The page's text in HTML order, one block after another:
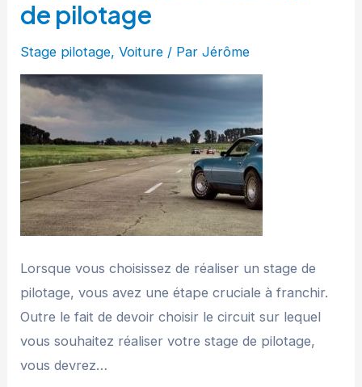
de pilotage
Stage pilotage,Voiture / ParJérôme
Lorsque vous choisissez de réaliser un stage de
pilotage, vous avez une étape cruciale à franchir.
Outre le fait de devoir choisir le circuit sur lequel
vous souhaitez réaliser votre stage de pilotage,
vous devrez…